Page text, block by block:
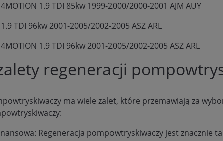
1.9 TDI 85kw 1999-2000/2000-2001 AJM AUY
TDI 96kw 2001-2005/2002-2005 ASZ ARL
1.9 TDI 96kw 2001-2005/2002-2005 ASZ ARL
regeneracji
ma wiele zalet, które przemawiają za
Regeneracja pompowtryskiwaczy jest